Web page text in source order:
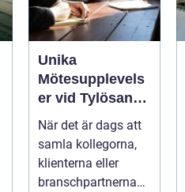
Unika
Mötesupplevels
er vid Tylösands
Stränder
När det är dags att
samla kollegorna,
klienterna eller
branschpartnerna